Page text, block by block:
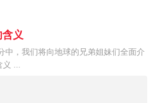
含义
中，我们将向地球的兄弟姐妹们全面介
...